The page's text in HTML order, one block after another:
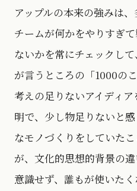
アップルの本来の強みは
チームが何かをやりすぎ
ないかを常にチェックし
が言うところの「1000の
考えの足りないアイディ
明で、少し物足りないと
なモノづくりをしていた
が、文化的思想的背景の
意識せず、誰もが使いたく